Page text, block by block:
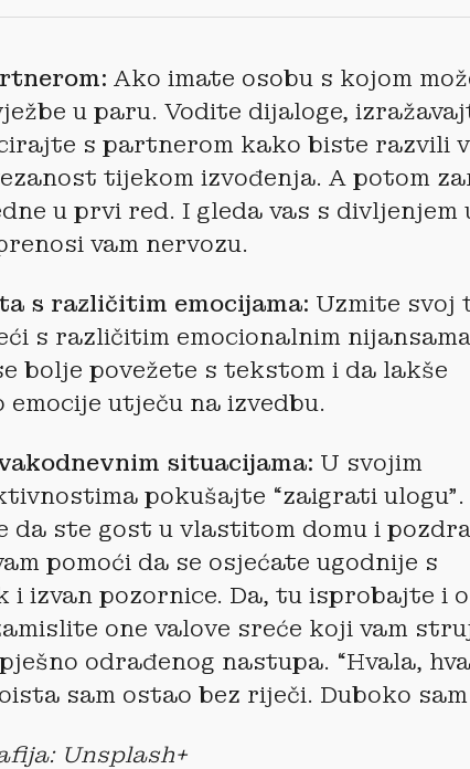
Ako imate osobu s kojom
u paru. Vodite dijaloge,
s partnerom kako biste razvili
tijekom izvođenja. A potom
u prvi red. I gleda vas s divljenjem
vam nervozu.
s različitim emocijama: Uzmite svoj
s različitim emocionalnim
bolje povežete s tekstom i da lakše
utječu na izvedbu.
situacijama: U svojim
pokušajte “zaigrati ulogu”.
da ste gost u vlastitom domu i
pomoći da se osjećate ugodnije s
i izvan pozornice. Da, tu isprobajte i
one valove sreće koji vam
odrađenog nastupa. “Hvala,
sam ostao bez riječi. Duboko
Unsplash+